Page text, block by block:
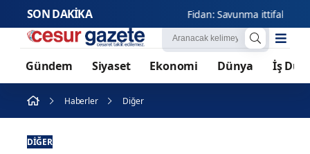
SON DAKİKA Fidan: Savunma ittifakında
Gündem Siyaset Ekonomi Dünya İş
Haberler Diğer
DIĞER